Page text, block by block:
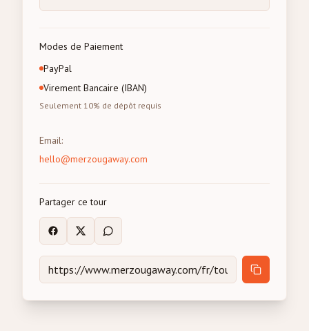
Modes de Paiement
PayPal
Virement Bancaire (IBAN)
Seulement 10% de dépôt requis
Email:
hello@merzougaway.com
Partager ce tour